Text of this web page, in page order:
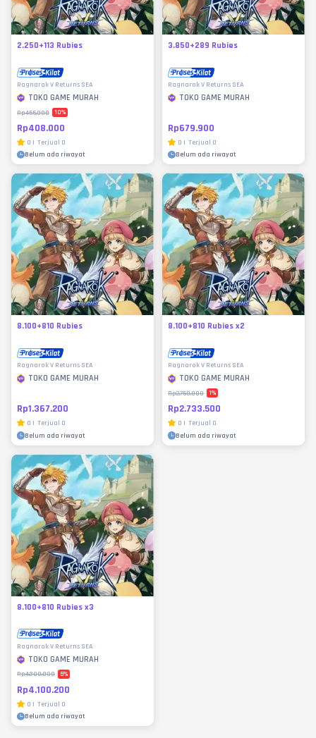
2.250+113 Rubies
Ragnarok V Returns SEA
TOKO GAME MURAH
Rp455.000 10%
Rp408.000
0 | Terjual 0
Belum ada riwayat
3.850+289 Rubies
Ragnarok V Returns SEA
TOKO GAME MURAH
Rp679.900
0 | Terjual 0
Belum ada riwayat
8.100+810 Rubies
Ragnarok V Returns SEA
TOKO GAME MURAH
Rp1.367.200
0 | Terjual 0
Belum ada riwayat
8.100+810 Rubies x2
Ragnarok V Returns SEA
TOKO GAME MURAH
Rp2.750.000 1%
Rp2.733.500
0 | Terjual 0
Belum ada riwayat
8.100+810 Rubies x3
Ragnarok V Returns SEA
TOKO GAME MURAH
Rp4.300.000 5%
Rp4.100.200
0 | Terjual 0
Belum ada riwayat